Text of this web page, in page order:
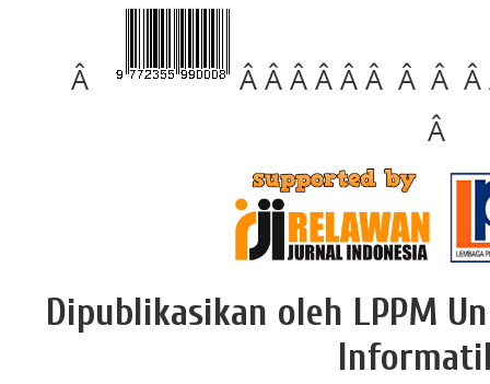
Â
Â Â Â Â Â Â Â Â
Â
Dipublikasikan oleh LPPM